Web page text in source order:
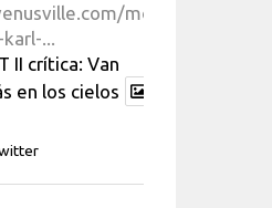
mortal-
...
II crítica: Van
en los cielos